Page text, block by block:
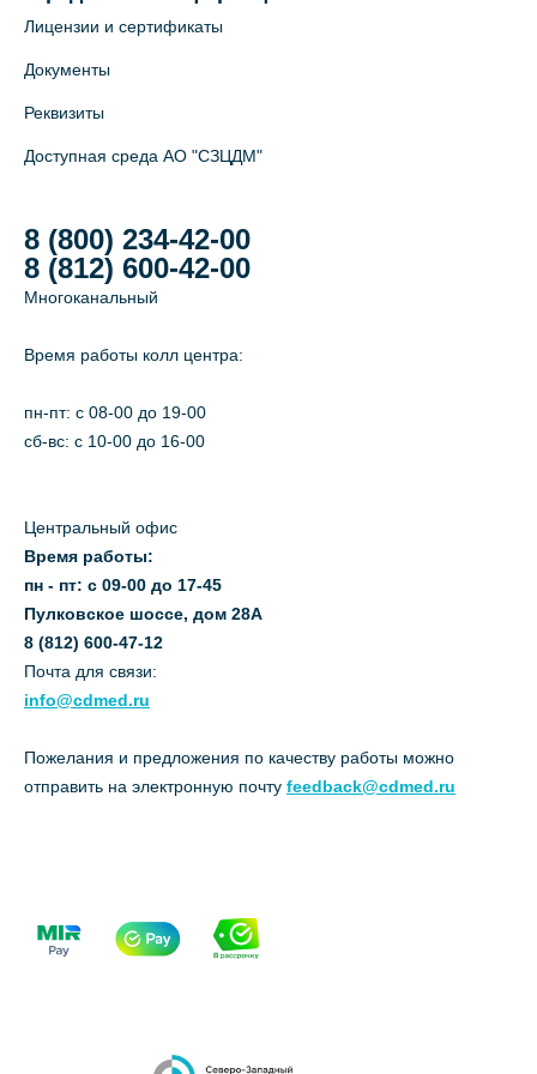
Лицензии и сертификаты
Документы
Реквизиты
Доступная среда АО "СЗЦДМ"
8 (800) 234-42-00
8 (812) 600-42-00
Многоканальный
Время работы колл центра:
пн-пт: c 08-00 до 19-00
сб-вс: с 10-00 до 16-00
Центральный офис
Время работы:
пн - пт: с 09-00 до 17-45
Пулковское шоссе, дом 28А
8 (812) 600-47-12
Почта для связи:
info@cdmed.ru
Пожелания и предложения по качеству работы можно
отправить на электронную почту feedback@cdmed.ru